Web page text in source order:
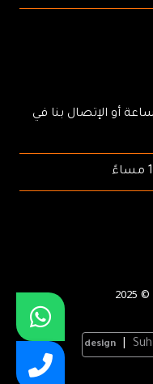
أو الإتصال بنا في
design